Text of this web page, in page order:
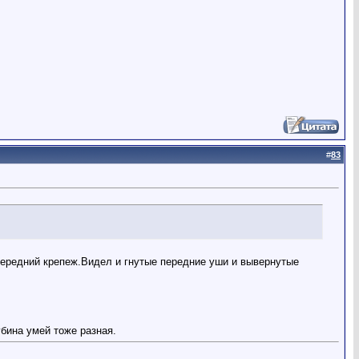
#83
крепеж.Видел и гнутые передние уши и вывернутые
умей тоже разная.